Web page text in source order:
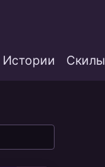
Истории Скилы